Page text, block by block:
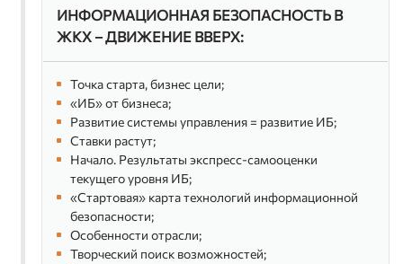
Александр Герасимов
со-основатель, Awillix
Дмитрий Грудинин
системный архитектор компании
Avanpost
Михаил Кадер
архитектор решений по
информационной безопасности,
Positive Technologies
руководитель группы управления
продуктами, Газинформсервис
ИНФОРМАЦИОННАЯ БЕЗОПАСНОСТЬ В
ЖКХ – ДВИЖЕНИЕ ВВЕРХ:
Точка старта, бизнес цели;
«ИБ» от бизнеса;
Развитие системы управления = развитие ИБ;
Ставки растут;
Начало. Результаты экспресс-самооценки
текущего уровня ИБ;
«Стартовая» карта технологий информационной
безопасности;
Особенности отрасли;
Творческий поиск возможностей;